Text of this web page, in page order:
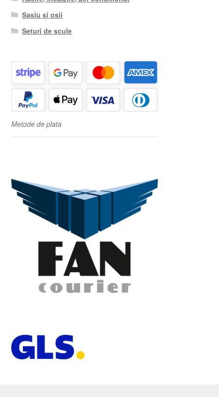
Șasiu și osii
Seturi de scule
Metode de plata